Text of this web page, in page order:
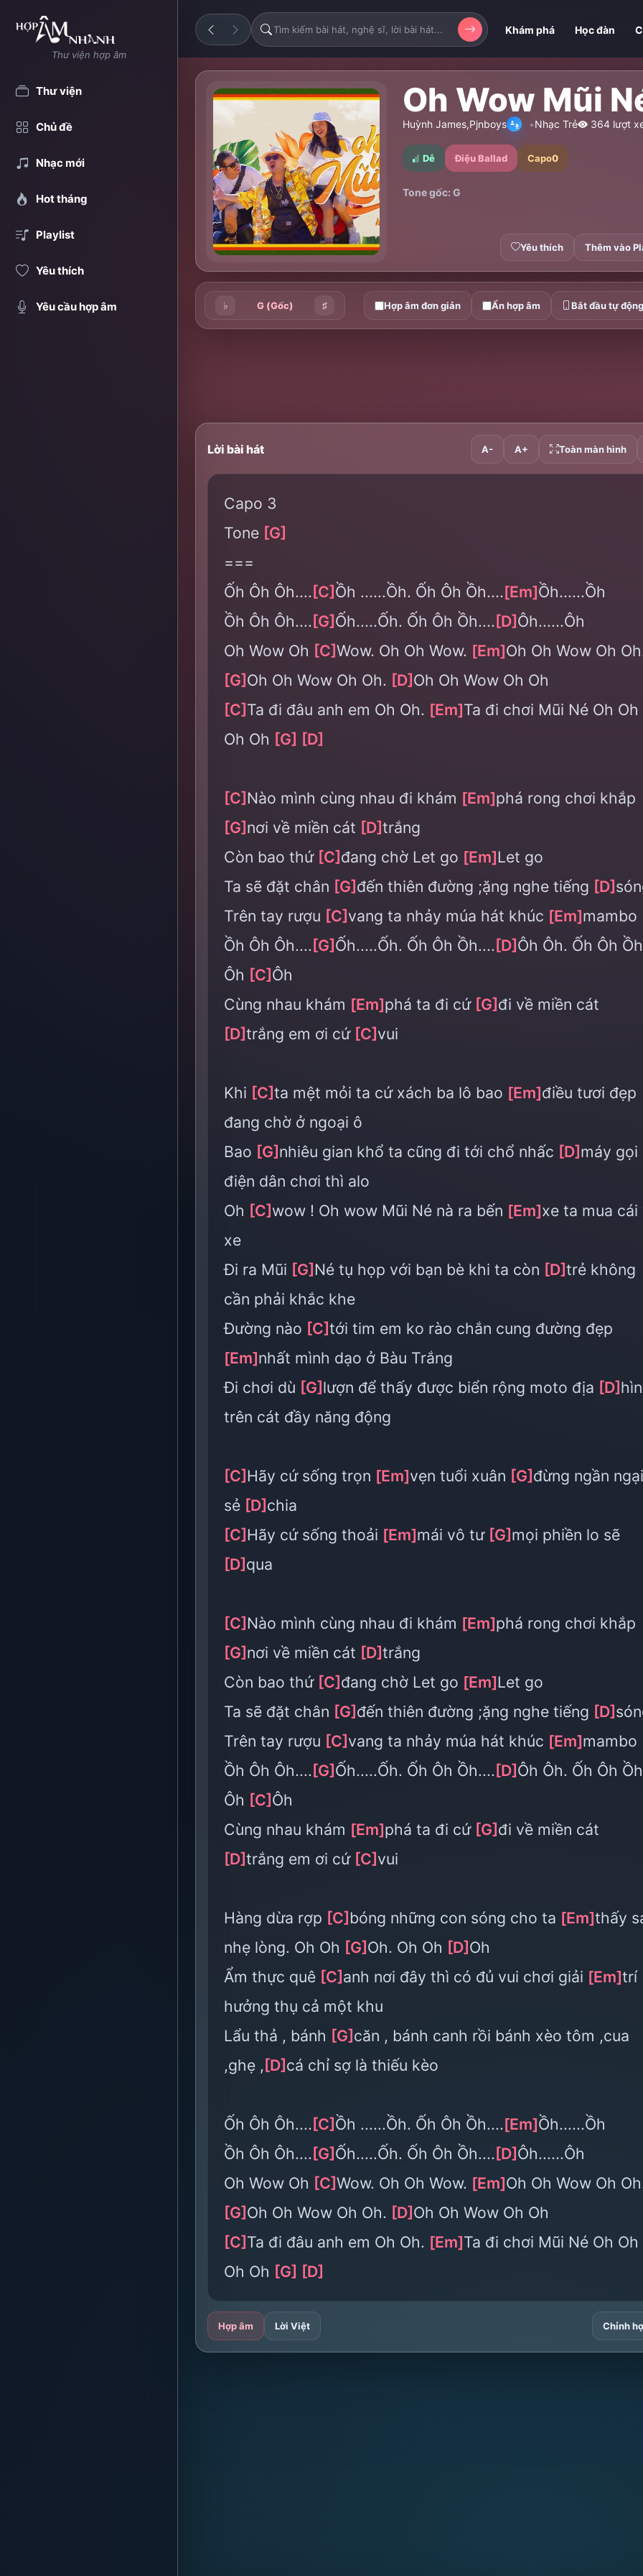
Thư viện hợp âm
Thư viện
Chủ đề
Nhạc mới
Hot tháng
Playlist
Yêu thích
Yêu cầu hợp âm
Khám phá Học đàn
Oh Wow Mũi
Huỳnh James,Pjnboys Nhạc Trẻ 364 lượt
Dễ Điệu Ballad Capo0
Tone gốc: G
Yêu thích Thêm vào
♭ G (Gốc) ♯ Hợp âm đơn giản Ẩn hợp âm Bắt đầu tự
Lời bài hát A- A+ Toàn màn hình
Capo 3
Tone [G]
===
Ốh Ôh Ôh....[C]Ồh ......Ồh. Ốh Ôh Ồh....[Em]Ồh......Ồh
Ồh Ôh Ôh....[G]Ốh.....Ốh. Ốh Ôh Ồh....[D]Ôh......Ôh
Oh Wow Oh [C]Wow. Oh Oh Wow. [Em]Oh Oh Wow Oh
[G]Oh Oh Wow Oh Oh. [D]Oh Oh Wow Oh Oh
[C]Ta đi đâu anh em Oh Oh. [Em]Ta đi chơi Mũi Né Oh Oh
Oh Oh [G] [D]
[C]Nào mình cùng nhau đi khám [Em]phá rong chơi khắp
[G]nơi về miền cát [D]trắng
Còn bao thứ [C]đang chờ Let go [Em]Let go
Ta sẽ đặt chân [G]đến thiên đường ;ặng nghe tiếng [D]
Trên tay rượu [C]vang ta nhảy múa hát khúc [Em]mambo
Ồh Ôh Ôh....[G]Ốh.....Ốh. Ốh Ôh Ồh....[D]Ôh Ôh. Ốh Ôh Ồh
Ôh [C]Ôh
Cùng nhau khám [Em]phá ta đi cứ [G]đi về miền cát
[D]trắng em ơi cứ [C]vui
Khi [C]ta mệt mỏi ta cứ xách ba lô bao [Em]điều tươi đẹp
đang chờ ở ngoại ô
Bao [G]nhiêu gian khổ ta cũng đi tới chổ nhấc [D]máy gọi
điện dân chơi thì alo
Oh [C]wow ! Oh wow Mũi Né nà ra bến [Em]xe ta mua cái
xe
Đi ra Mũi [G]Né tụ họp với bạn bè khi ta còn [D]trẻ không
cần phải khắc khe
Đường nào [C]tới tim em ko rào chắn cung đường đẹp
[Em]nhất mình dạo ở Bàu Trắng
Đi chơi dù [G]lượn để thấy được biển rộng moto địa [D]
trên cát đầy năng động
[C]Hãy cứ sống trọn [Em]vẹn tuổi xuân [G]đừng ngần ngại
sẻ [D]chia
[C]Hãy cứ sống thoải [Em]mái vô tư [G]mọi phiền lo sẽ
[D]qua
[C]Nào mình cùng nhau đi khám [Em]phá rong chơi khắp
[G]nơi về miền cát [D]trắng
Còn bao thứ [C]đang chờ Let go [Em]Let go
Ta sẽ đặt chân [G]đến thiên đường ;ặng nghe tiếng [D]
Trên tay rượu [C]vang ta nhảy múa hát khúc [Em]mambo
Ồh Ôh Ôh....[G]Ốh.....Ốh. Ốh Ôh Ồh....[D]Ôh Ôh. Ốh Ôh Ồh
Ôh [C]Ôh
Cùng nhau khám [Em]phá ta đi cứ [G]đi về miền cát
[D]trắng em ơi cứ [C]vui
Hàng dừa rợp [C]bóng những con sóng cho ta [Em]thấy
nhẹ lòng. Oh Oh [G]Oh. Oh Oh [D]Oh
Ẩm thực quê [C]anh nơi đây thì có đủ vui chơi giải [Em]trí
hưởng thụ cả một khu
Lẩu thả , bánh [G]căn , bánh canh rồi bánh xèo tôm ,cua
,ghẹ ,[D]cá chỉ sợ là thiếu kèo
Ốh Ôh Ôh....[C]Ồh ......Ồh. Ốh Ôh Ồh....[Em]Ồh......Ồh
Ồh Ôh Ôh....[G]Ốh.....Ốh. Ốh Ôh Ồh....[D]Ôh......Ôh
Oh Wow Oh [C]Wow. Oh Oh Wow. [Em]Oh Oh Wow Oh
[G]Oh Oh Wow Oh Oh. [D]Oh Oh Wow Oh Oh
[C]Ta đi đâu anh em Oh Oh. [Em]Ta đi chơi Mũi Né Oh Oh
Oh Oh [G] [D]
Hợp âm Lời Việt Chỉnh